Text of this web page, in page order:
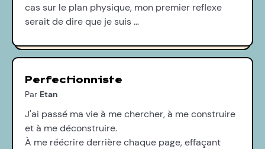
cas sur le plan physique, mon premier reflexe
serait de dire que je suis …
Perfectionniste
Par Etan
J'ai passé ma vie à me chercher, à me construire
et à me déconstruire.
À me réécrire derrière chaque page, effaçant